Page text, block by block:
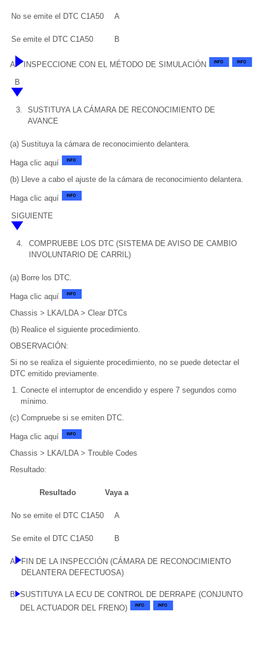
No se emite el DTC C1A50 A
Se emite el DTC C1A50 B
A
INSPECCIONE CON EL MÉTODO DE SIMULACIÓN
B
3.
SUSTITUYA LA CÁMARA DE RECONOCIMIENTO DE
AVANCE
(a) Sustituya la cámara de reconocimiento delantera.
Haga clic aquí
(b) Lleve a cabo el ajuste de la cámara de reconocimiento delantera.
Haga clic aquí
SIGUIENTE
4.
COMPRUEBE LOS DTC (SISTEMA DE AVISO DE CAMBIO
INVOLUNTARIO DE CARRIL)
(a) Borre los DTC.
Haga clic aquí
Chassis > LKA/LDA > Clear DTCs
(b) Realice el siguiente procedimiento.
OBSERVACIÓN:
Si no se realiza el siguiente procedimiento, no se puede detectar el
DTC emitido previamente.
Conecte el interruptor de encendido y espere 7 segundos como
mínimo.
(c) Compruebe si se emiten DTC.
Haga clic aquí
Chassis > LKA/LDA > Trouble Codes
Resultado:
Resultado Vaya a
No se emite el DTC C1A50 A
Se emite el DTC C1A50 B
A
FIN DE LA INSPECCIÓN (CÁMARA DE RECONOCIMIENTO
DELANTERA DEFECTUOSA)
B SUSTITUYA LA ECU DE CONTROL DE DERRAPE (CONJUNTO
DEL ACTUADOR DEL FRENO)